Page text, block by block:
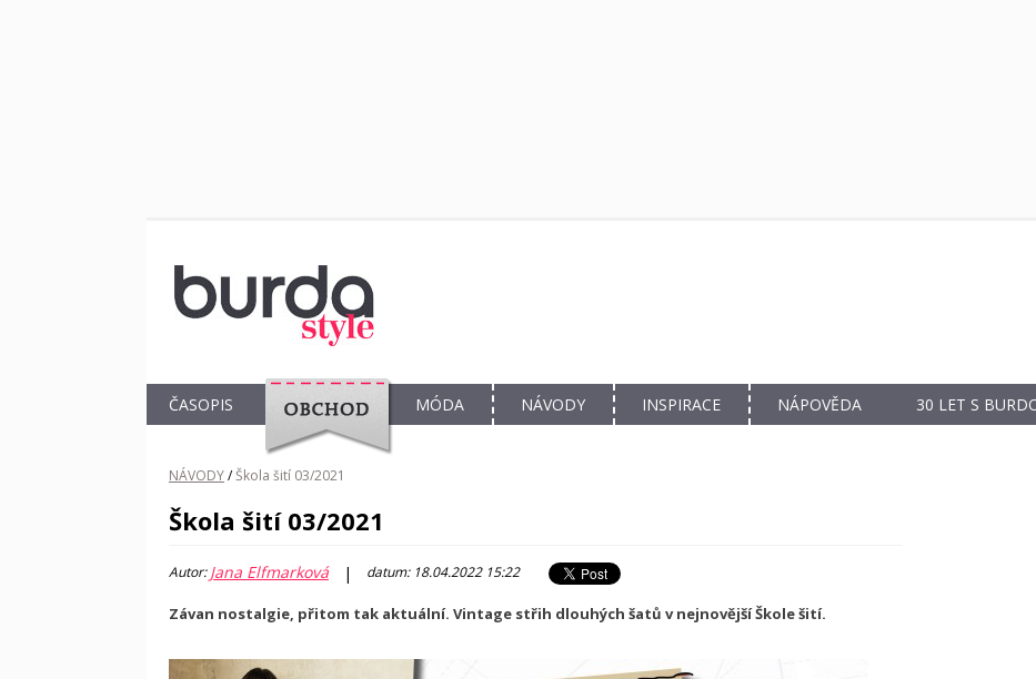
ČASOPIS
OBCHOD
MÓDA NÁVODY INSPIRACE NÁPOVĚDA 30 LET S
NÁVODY/Škola šití 03/2021
Škola šití 03/2021
Autor:Jana Elfmarková | datum: 18.04.2022 15:22
Závan nostalgie, přitom tak aktuální. Vintage střih dlouhých šatů v nejnovější Škole šití.